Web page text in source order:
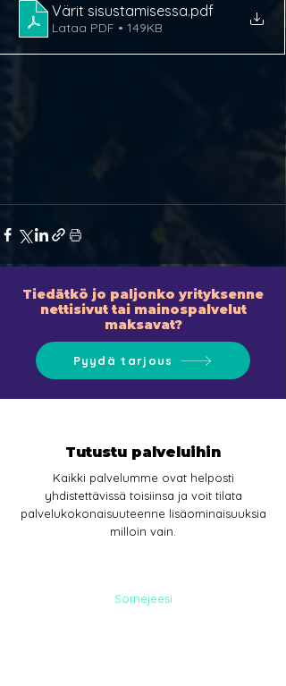
Värit sisustamisessa.pdf
Lataa PDF • 149KB
Tiedätkö jo paljonko yrityksenne
nettisivut tai mainospalvelut
maksavat?
Pyydä tarjous
Tutustu palveluihin
Kaikki palvelumme ovat helposti
yhdistettävissä toisiinsa ja voit tilata
palvelukokonaisuuteenne lisäominaisuuksia
milloin vain.
Somejeesi